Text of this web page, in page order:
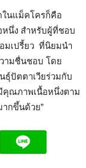
ในแม็คโครก็คือ
หนึ่ง สำหรับผู้ที่ชอบ
มเปรี้ยว ที่นิยมนำ
ามชื่นชอบ โดย
ปัตตาเวียร่วมกับ
คุณภาพเนื้อหนึ่งตาม
กขึ้นด้วย”